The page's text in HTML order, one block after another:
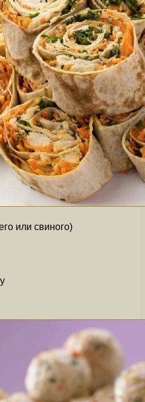
или свиного)